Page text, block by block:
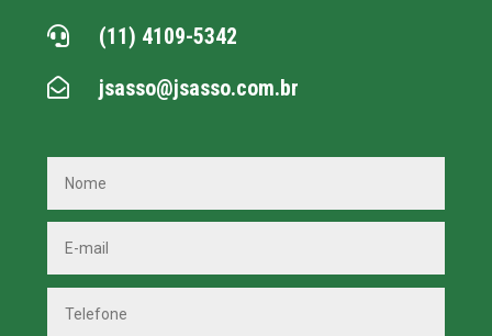
 (11) 4109-5342
 jsasso@jsasso.com.br